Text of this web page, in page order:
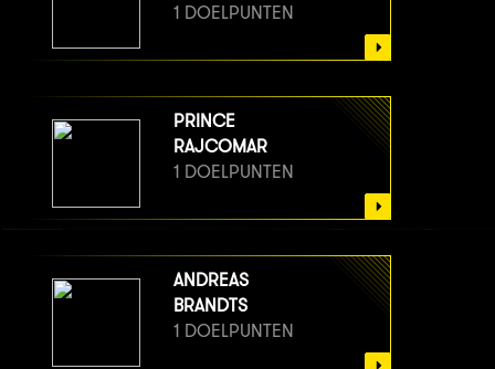
1 DOELPUNTEN
PRINCE
RAJCOMAR
1 DOELPUNTEN
ANDREAS
BRANDTS
1 DOELPUNTEN